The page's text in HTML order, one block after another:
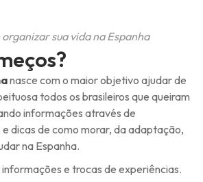
sua vida na Espanha
nasce com o maior objetivo ajudar de
todos os brasileiros que queiram
informações através de
dicas de como morar, da adaptação,
na Espanha.
e trocas de experiências.